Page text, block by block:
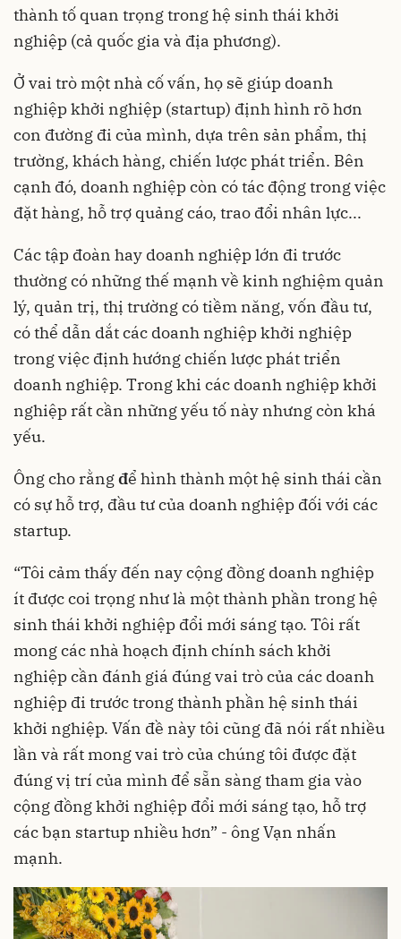
thành tố quan trọng trong hệ sinh thái khởi
nghiệp (cả quốc gia và địa phương).
Ở vai trò một nhà cố vấn, họ sẽ giúp doanh
nghiệp khởi nghiệp (startup) định hình rõ hơn
con đường đi của mình, dựa trên sản phẩm, thị
trường, khách hàng, chiến lược phát triển. Bên
cạnh đó, doanh nghiệp còn có tác động trong việc
đặt hàng, hỗ trợ quảng cáo, trao đổi nhân lực...
Các tập đoàn hay doanh nghiệp lớn đi trước
thường có những thế mạnh về kinh nghiệm quản
lý, quản trị, thị trường có tiềm năng, vốn đầu tư,
có thể dẫn dắt các doanh nghiệp khởi nghiệp
trong việc định hướng chiến lược phát triển
doanh nghiệp. Trong khi các doanh nghiệp khởi
nghiệp rất cần những yếu tố này nhưng còn khá
yếu.
Ông cho rằngđể hình thành một hệ sinh thái cần
có sự hỗ trợ, đầu tư của doanh nghiệp đối với các
startup.
“Tôi cảm thấy đến nay cộng đồng doanh nghiệp
ít được coi trọng như là một thành phần trong hệ
sinh thái khởi nghiệp đổi mới sáng tạo. Tôi rất
mong các nhà hoạch định chính sách khởi
nghiệp cần đánh giá đúng vai trò của các doanh
nghiệp đi trước trong thành phần hệ sinh thái
khởi nghiệp. Vấn đề này tôi cũng đã nói rất nhiều
lần và rất mong vai trò của chúng tôi được đặt
đúng vị trí của mình để sẵn sàng tham gia vào
cộng đồng khởi nghiệp đổi mới sáng tạo, hỗ trợ
các bạn startup nhiều hơn” - ông Vạn nhấn
mạnh.